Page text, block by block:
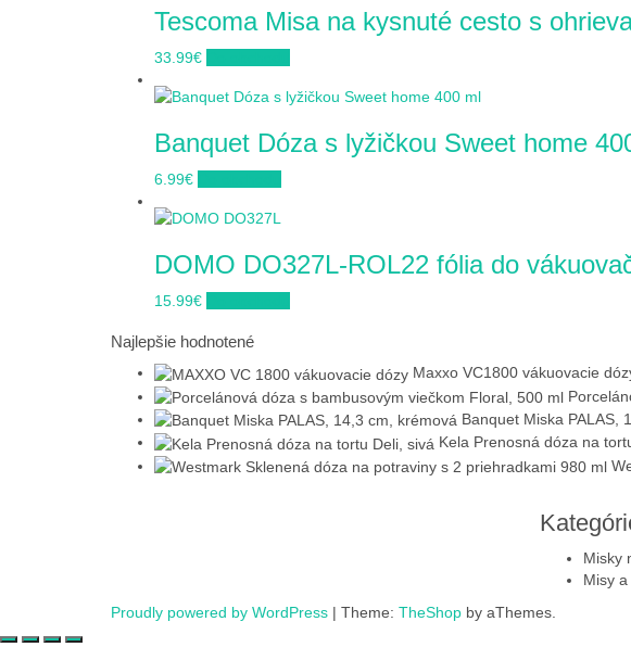
Tescoma Misa na kysnuté cesto s
33.99€
Banquet Dóza s lyžičkou Sweet home
6.99€
DOMO DO327L-ROL22 fólia do
15.99€
Najlepšie hodnotené
Maxxo VC1800 vákuovacie
Banquet Miska PALAS,
Kela Prenosná dóza na
Misky
Misy
Proudly powered by WordPress | Theme: TheShop by aThemes.